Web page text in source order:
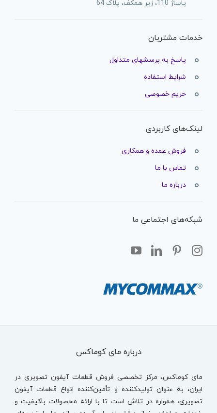
پاساژ 110، زیر همکف، پلاک 64
خدمات مشتریان
پاسخ به پرسشهای متداول
شرایط استفاده
حریم خصوصی
لینک‌های کاربردی
فروش عمده و همکاری
تماس با ما
درباره ما
شبکه‌های اجتماعی ما
درباره مای کوماکس
مای کوماکس، مرکز تخصصی فروش قطعات آیفون تصویری در
ایران، به عنوان تولیدکننده و تأمین‌کننده انواع قطعات آیفون
تصویری، همواره در تلاش است تا با ارائه محصولات باکیفیت و